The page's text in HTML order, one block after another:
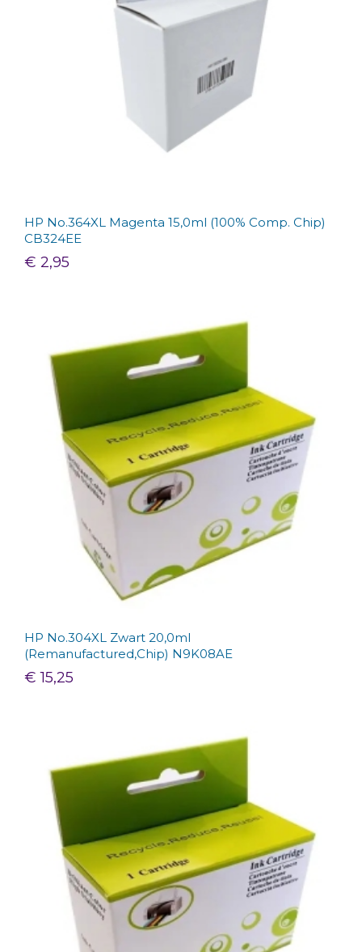
HP No.364XL Magenta 15,0ml (100% Comp. Chip)
CB324EE
€ 2,95
HP No.304XL Zwart 20,0ml
(Remanufactured,Chip) N9K08AE
€ 15,25